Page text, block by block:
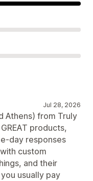
Jul 28, 2026
Athens) from Truly
products,
day responses
custom
and their
usually pay